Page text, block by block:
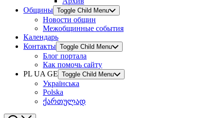
Общины Toggle Child Menu
Новости общин
Межобщинные события
Календарь
Контакты Toggle Child Menu
Блог портала
Как помочь сайту
PL UA GE Toggle Child Menu
Українська
Polska
ქართულად